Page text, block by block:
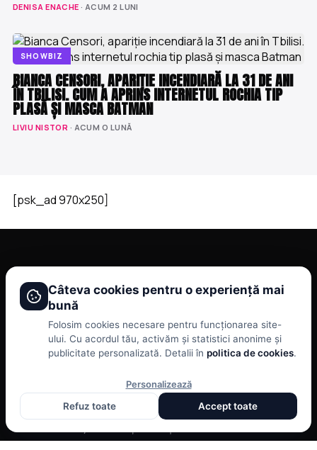
DENISA ENACHE · ACUM 2 LUNI
SHOWBIZ
BIANCA CENSORI, APARIȚIE INCENDIARĂ LA 31 DE ANI
ÎN TBILISI. CUM A APRINS INTERNETUL ROCHIA TIP
PLASĂ ȘI MASCA BATMAN
LIVIU NISTOR · ACUM O LUNĂ
[psk_ad 970x250]
BRAVONET
Showbiz, vedete si tot ce misca in lumea mondena
CATEGORII BRAVONET
Cookies
Politica De Confidentialitate
Home
Câteva cookies pentru o experiență mai
bună
Folosim cookies necesare pentru funcționarea site-
ului. Cu acordul tău, activăm și statistici anonime și
publicitate personalizată. Detalii în politica de cookies.
Personalizează
Refuz toate
Accept toate